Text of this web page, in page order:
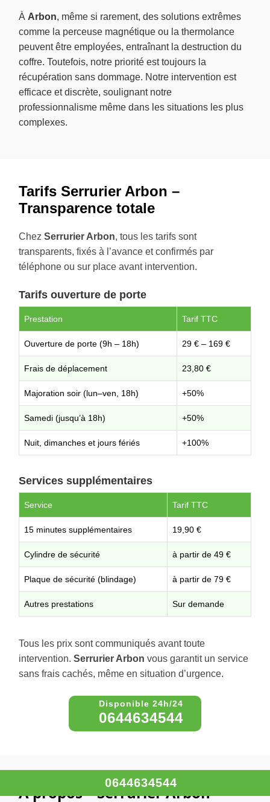
À Arbon, même si rarement, des solutions extrêmes
comme la perceuse magnétique ou la thermolance
peuvent être employées, entraînant la destruction du
coffre. Toutefois, notre priorité est toujours la
récupération sans dommage. Notre intervention est
efficace et discrète, soulignant notre
professionnalisme même dans les situations les plus
complexes.
Tarifs Serrurier Arbon –
Transparence totale
Chez Serrurier Arbon, tous les tarifs sont
transparents, fixés à l’avance et confirmés par
téléphone ou sur place avant intervention.
Tarifs ouverture de porte
Prestation Tarif TTC
Ouverture de porte (9h – 18h) 29 € – 169 €
Frais de déplacement 23,80 €
Majoration soir (lun–ven, 18h) +50%
Samedi (jusqu’à 18h) +50%
Nuit, dimanches et jours fériés +100%
Services supplémentaires
Service Tarif TTC
15 minutes supplémentaires 19,90 €
Cylindre de sécurité à partir de 49 €
Plaque de sécurité (blindage) à partir de 79 €
Autres prestations Sur demande
Tous les prix sont communiqués avant toute
intervention. Serrurier Arbon vous garantit un service
sans frais cachés, même en situation d’urgence.
0644634544
À propos – Serrurier Arbon
0644634544